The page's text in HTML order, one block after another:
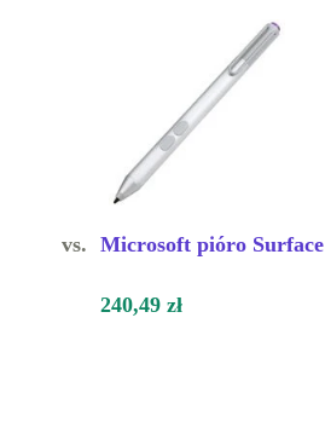
vs. Microsoft pióro Surface
240,49 zł